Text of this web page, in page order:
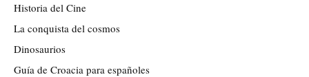
Historia del Cine
La conquista del cosmos
Dinosaurios
Guía de Croacia para españoles